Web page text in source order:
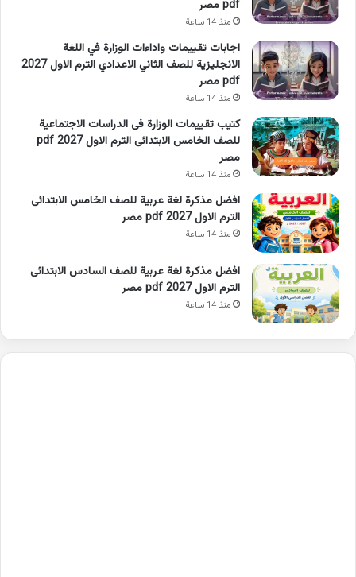
pdf مصر
منذ 14 ساعة
اجابات تقييمات واداءات الوزارة في اللغة
الانجليزية للصف الثاني الاعدادي الترم الاول 2027
pdf مصر
منذ 14 ساعة
كتيب تقييمات الوزارة فى الدراسات الاجتماعية
للصف الخامس الابتدائى الترم الاول 2027 pdf
مصر
منذ 14 ساعة
افضل مذكرة لغة عربية للصف الخامس الابتدائى
الترم الاول 2027 pdf مصر
منذ 14 ساعة
افضل مذكرة لغة عربية للصف السادس الابتدائى
الترم الاول 2027 pdf مصر
منذ 14 ساعة